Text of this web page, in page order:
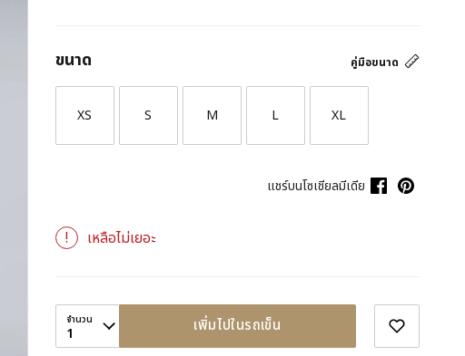
คู่มือขนาด
ขนาด
XS S M L XL
แชร์บนโซเชียลมีเดีย
เหลือไม่เยอะ
จำนวน
1 เพิ่มไปในรถเข็น